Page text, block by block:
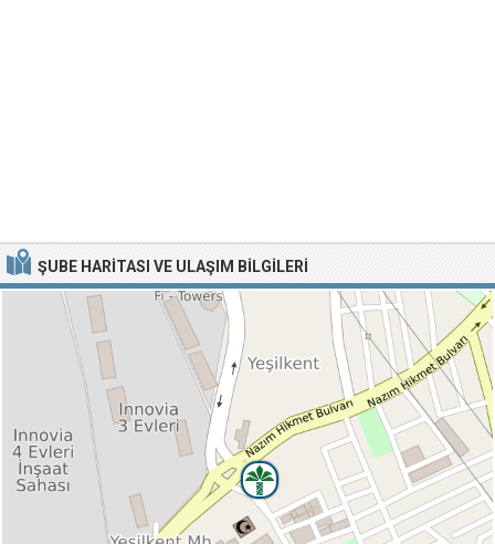
ŞUBE HARITASI VE ULAŞIM BILGILERI